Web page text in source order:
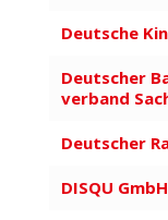
Deutsche
Deut­scher
verband
Deut­scher
DISQU GmbH